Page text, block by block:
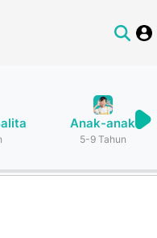
Anak-anak
5-9 Tahun